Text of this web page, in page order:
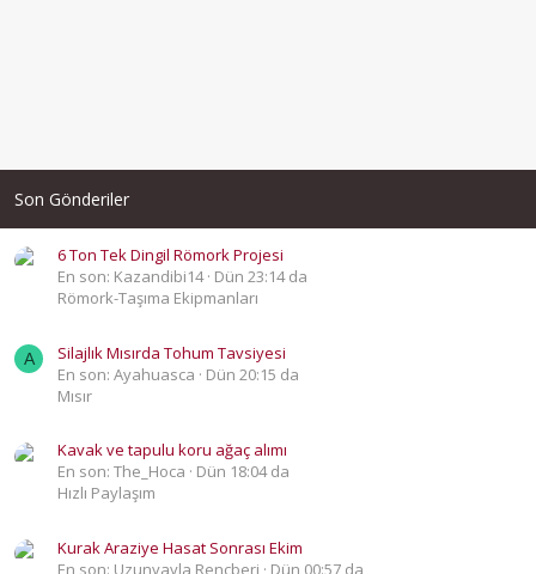
Son Gönderiler
6 Ton Tek Dingil Römork Projesi
En son: Kazandibi14 Dün 23:14 da
Römork-Taşıma Ekipmanları
A
Silajlık Mısırda Tohum Tavsiyesi
En son: Ayahuasca
Dün 20:15 da
Mısır
Kavak ve tapulu koru ağaç alımı
En son: The_Hoca
Dün 18:04 da
Hızlı Paylaşım
Kurak Araziye Hasat Sonrası Ekim
En son: Uzunyayla Rençberi
Dün 00:57 da